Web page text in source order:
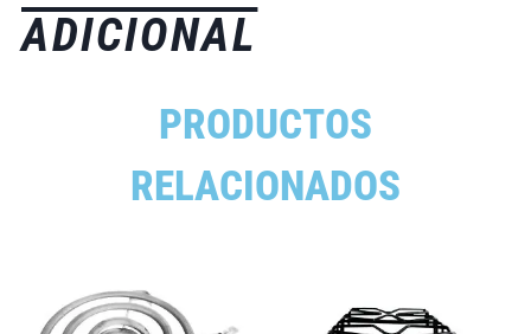
ADICIONAL
PRODUCTOS
RELACIONADOS